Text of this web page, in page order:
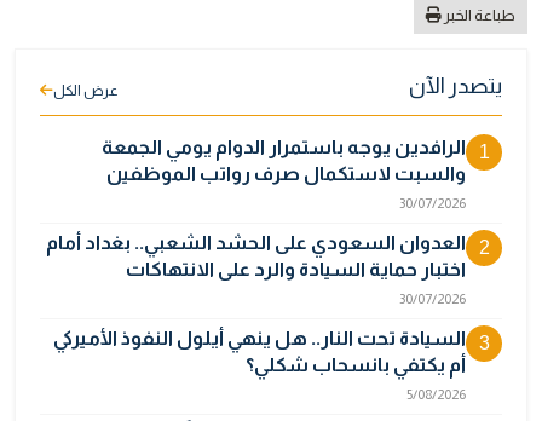
طباعة الخبر
يتصدر الآن عرض الكل
1
الرافدين يوجه باستمرار الدوام يومي الجمعة
والسبت لاستكمال صرف رواتب الموظفين
30/07/2026
2
العدوان السعودي على الحشد الشعبي.. بغداد أمام
اختبار حماية السيادة والرد على الانتهاكات
30/07/2026
3
السيادة تحت النار.. هل ينهي أيلول النفوذ الأميركي
أم يكتفي بانسحاب شكلي؟
5/08/2026